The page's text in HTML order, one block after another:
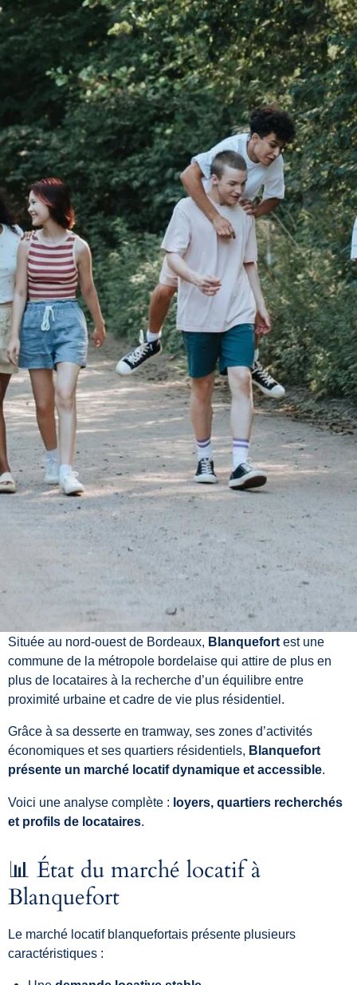
Située au nord-ouestde Bordeaux, Blanquefort est une
commune de la métropole bordelaise qui attire de plus en
plus de locataires à la recherche d’un équilibre entre
proximité urbaine etcadre de vie plus résidentiel.
Grâce à sa desserte en tramway, ses zones d’activités
économiques etses quartiers résidentiels, Blanquefort
présente un marché locatifdynamique et accessible.
Voici une analyse complète : loyers, quartiers recherchés
et profils de locataires.
📊 État du marché locatifà
Blanquefort
Le marché locatif blanquefortais présente plusieurs
caractéristiques :